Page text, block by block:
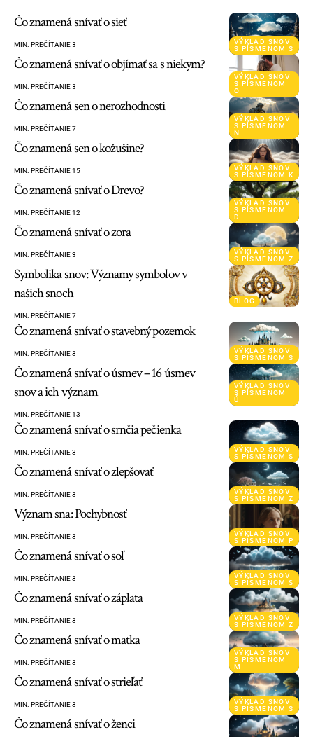
VÝKLAD SNOV
S PÍSMENOM S
Čo znamená snívať o sieť
MIN. PREČÍTANIE 3
VÝKLAD SNOV
S PÍSMENOM
O
Čo znamená snívať o objímať sa s niekym?
MIN. PREČÍTANIE 3
VÝKLAD SNOV
S PÍSMENOM
N
Čo znamená sen o nerozhodnosti
MIN. PREČÍTANIE 7
VÝKLAD SNOV
S PÍSMENOM K
Čo znamená sen o kožušine?
MIN. PREČÍTANIE 15
VÝKLAD SNOV
S PÍSMENOM
D
Čo znamená snívať o Drevo?
MIN. PREČÍTANIE 12
VÝKLAD SNOV
S PÍSMENOM Z
Čo znamená snívať o zora
MIN. PREČÍTANIE 3
BLOG
Symbolika snov: Významy symbolov v
našich snoch
MIN. PREČÍTANIE 7
VÝKLAD SNOV
S PÍSMENOM S
Čo znamená snívať o stavebný pozemok
MIN. PREČÍTANIE 3
VÝKLAD SNOV
S PÍSMENOM
Ú
Čo znamená snívať o úsmev – 16 úsmev
snov a ich význam
MIN. PREČÍTANIE 13
VÝKLAD SNOV
S PÍSMENOM S
Čo znamená snívať o srnčia pečienka
MIN. PREČÍTANIE 3
VÝKLAD SNOV
S PÍSMENOM Z
Čo znamená snívať o zlepšovať
MIN. PREČÍTANIE 3
VÝKLAD SNOV
S PÍSMENOM P
Význam sna: Pochybnosť
MIN. PREČÍTANIE 3
VÝKLAD SNOV
S PÍSMENOM S
Čo znamená snívať o soľ
MIN. PREČÍTANIE 3
VÝKLAD SNOV
S PÍSMENOM Z
Čo znamená snívať o záplata
MIN. PREČÍTANIE 3
VÝKLAD SNOV
S PÍSMENOM
M
Čo znamená snívať o matka
MIN. PREČÍTANIE 3
VÝKLAD SNOV
S PÍSMENOM S
Čo znamená snívať o strieľať
MIN. PREČÍTANIE 3
Čo znamená snívať o ženci